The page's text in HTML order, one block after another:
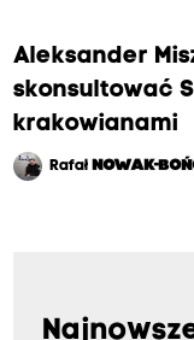
e
s
p
o
Aleksander
skonsultować
krakowianami
Rafał NOWAK-